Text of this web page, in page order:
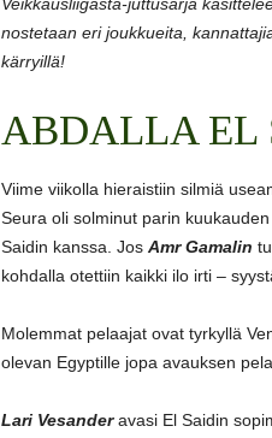
nostetaan eri joukkueita,
kärryillä!
ABDALLA EL
Viime viikolla hieraistiin silmiä
Seura oli solminut parin
Saidin kanssa. Jos Amr Gamalin
kohdalla otettiin kaikki ilo irti –
Molemmat pelaajat ovat tyrkyllä
olevan Egyptille jopa avauksen
Lari Vesanderavasi El Saidin